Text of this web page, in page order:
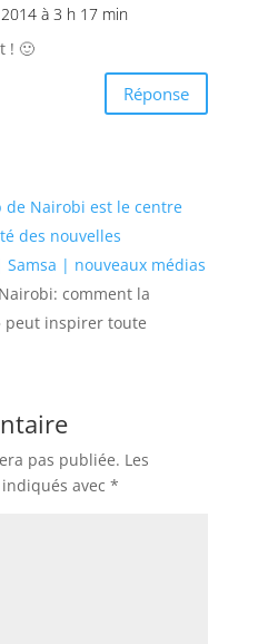
à 3 h 17 min
! 🙂
Réponse
de Nairobi est le centre
des nouvelles
| nouveaux médias
comment la
peut inspirer toute
pas publiée. Les
avec *